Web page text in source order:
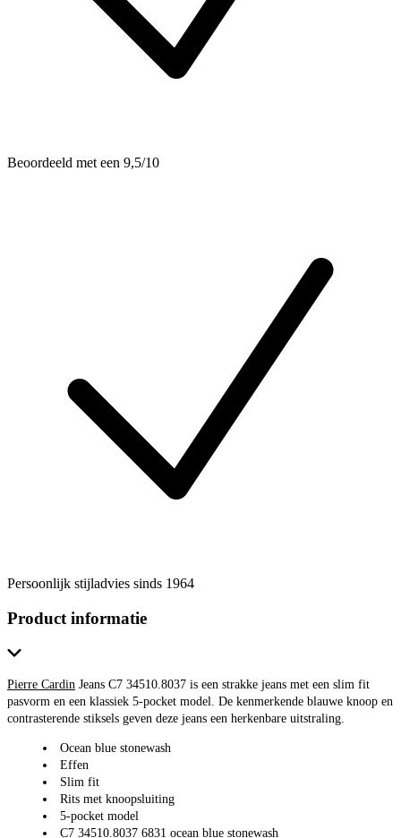
Beoordeeld met een 9,5/10
Persoonlijk stijladvies sinds 1964
Product informatie
Pierre Cardin Jeans C7 34510.8037 is een strakke jeans met een slim fit
pasvorm en een klassiek 5-pocket model. De kenmerkende blauwe knoop en
contrasterende stiksels geven deze jeans een herkenbare uitstraling.
Ocean blue stonewash
Effen
Slim fit
Rits met knoopsluiting
5-pocket model
C7 34510.8037 6831 ocean blue stonewash